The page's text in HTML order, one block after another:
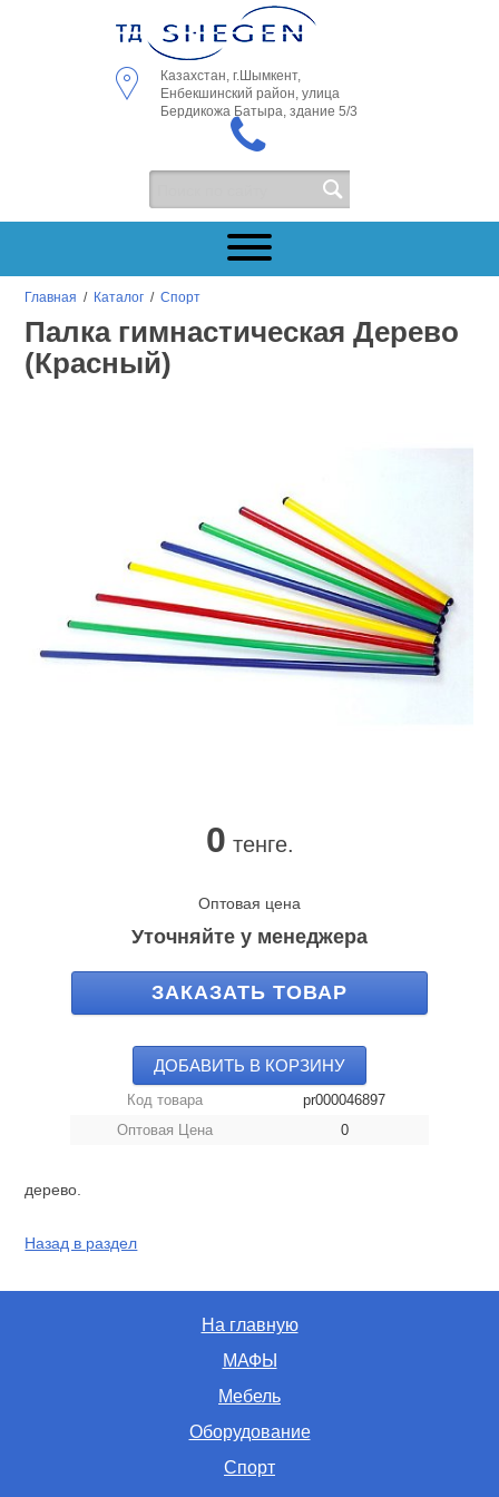
Казахстан, г.Шымкент,
Енбекшинский район, улица
Бердикожа Батыра, здание 5/3
Главная / Каталог /Спорт
Палка гимнастическая Дерево
(Красный)
0 тенге.
Оптовая цена
Уточняйте у менеджера
ЗАКАЗАТЬ ТОВАР
ДОБАВИТЬ В КОРЗИНУ
Код товара
pr000046897
Оптовая Цена
0
дерево.
Назад в раздел
На главную
МАФЫ
Мебель
Оборудование
Спорт